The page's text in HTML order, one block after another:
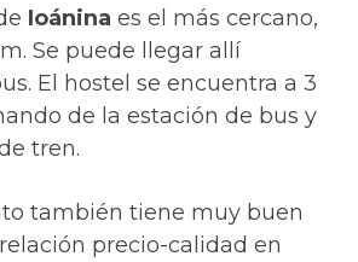
Ioánina es el más cercano,
Se puede llegar allí
El hostel se encuentra a 3
de la estación de bus y
tren.
también tiene muy buen
precio-calidad en